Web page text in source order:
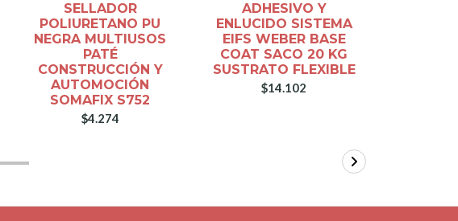
SELLADOR
POLIURETANO PU
NEGRA MULTIUSOS
PATÉ
CONSTRUCCIÓN Y
AUTOMOCIÓN
SOMAFIX S752
$4.274
ADHESIVO Y
ENLUCIDO SISTEMA
EIFS WEBER BASE
COAT SACO 20 KG
SUSTRATO FLEXIBLE
$14.102